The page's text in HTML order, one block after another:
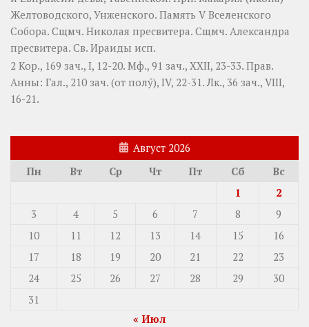
Желтоводского, Унженского. Память V Вселенского
Собора. Сщмч. Николая пресвитера. Сщмч. Александра
пресвитера. Св. Ираиды исп.
2 Кор., 169 зач., I, 12-20. Мф., 91 зач., XXII, 23-33. Прав.
Анны: Гал., 210 зач. (от полу́), IV, 22-31. Лк., 36 зач., VIII,
16-21.
Август 2026
Пн
Вт Ср Чт Пт Сб
Вс
1
2
3
4 5 6 7 8
9
10
11 12 13 14 15
16
17
18 19 20 21 22
23
24
25 26 27 28 29
30
31
« Июл